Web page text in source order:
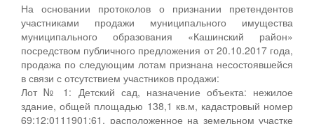
На основании протоколов о признании претендентов
участниками продажи муниципального имущества
муниципального образования «Кашинский район»
посредством публичного предложения от 20.10.2017 года,
продажа по следующим лотам признана несостоявшейся
в связи с отсутствием участников продажи:
Лот № 1: Детский сад, назначение объекта: нежилое
здание, общей площадью 138,1 кв.м, кадастровый номер
69:12:0111901:61, расположенное на земельном участке